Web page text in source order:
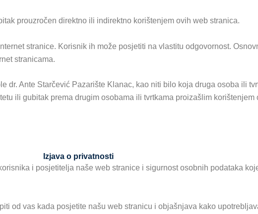
prouzročen direktno ili indirektno korištenjem ovih web stranica.
stranice. Korisnik ih može posjetiti na vlastitu odgovornost.
stranicama.
dr. Ante Starčević Pazarište Klanac, kao niti bilo koja druga osoba ili
ili gubitak prema drugim osobama ili tvrtkama proizašlim korištenjem
Izjava o privatnosti
i posjetitelja naše web stranice i sigurnost osobnih podataka
od vas kada posjetite našu web stranicu i objašnjava kako